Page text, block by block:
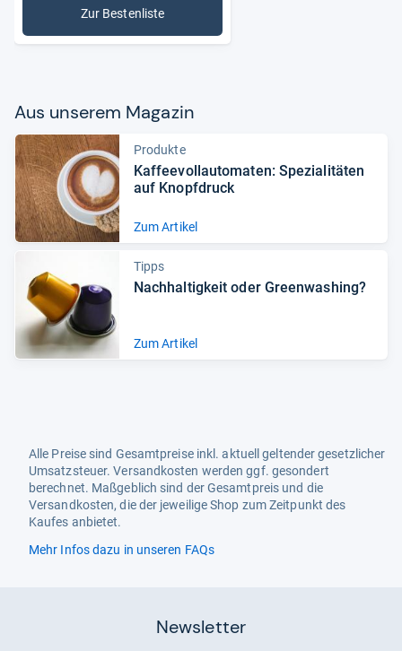
Zur Bestenliste: Kaffeepadmaschinen
Aus unse­rem Maga­zin
Produkte
Kaf­fee­voll­au­to­ma­ten: Spe­zia­li­tä­ten
auf Knopf­druck
Zum Artikel
Tipps
Nach­hal­tig­keit oder Green­wa­shing?
Zum Artikel
Alle Preise sind Gesamtpreise inkl. aktuell geltender gesetzlicher
Umsatzsteuer. Versandkosten werden ggf. gesondert
berechnet. Maßgeblich sind der Gesamtpreis und die
Versandkosten, die der jeweilige Shop zum Zeitpunkt des
Kaufes anbietet.
Mehr Infos dazu in unseren FAQs
Newsletter